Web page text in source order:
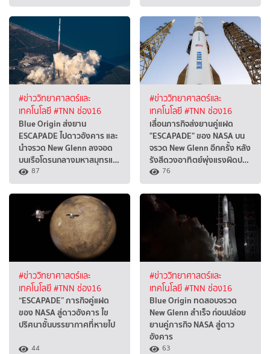
#ข่าววิทยาศาสตร์และ
เทคโนโลยี#TNN ช่อง16
Blue Origin ส่งยาน
ESCAPADE ไปดาวอังคาร และ
นำจรวด New Glenn ลงจอด
บนเรือโดรนกลางมหาสมุทรแ…
87
#ข่าววิทยาศาสตร์และ
เทคโนโลยี#TNN ช่อง16
เลื่อนภารกิจส่งยานคู่แฝด
"ESCAPADE" ของ NASA บน
จรวด New Glenn อีกครั้ง หลัง
รังสีดวงอาทิตย์พุ่งแรงผิดป…
76
#ข่าววิทยาศาสตร์และ
เทคโนโลยี#TNN ช่อง16
“ESCAPADE” ภารกิจคู่แฝด
ของ NASA สู่ดาวอังคาร ไข
ปริศนาชั้นบรรยากาศที่หายไป
44
#ข่าววิทยาศาสตร์และ
เทคโนโลยี#TNN ช่อง16
Blue Origin ทดสอบจรวด
New Glenn สำเร็จ ก่อนปล่อย
ยานคู่ภารกิจ NASA สู่ดาว
อังคาร
63